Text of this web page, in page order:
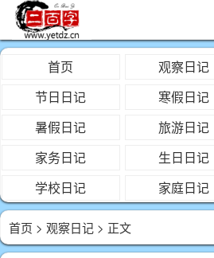
首页
观察日记
节日日记
寒假日记
暑假日记
旅游日记
家务日记
生日日记
学校日记
家庭日记
首页 > 观察日记 > 正文